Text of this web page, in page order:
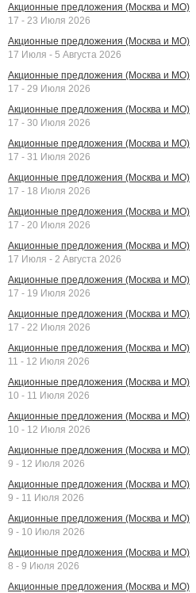
Акционные предложения (Москва и МО)
17 - 23 Июля 2026
Акционные предложения (Москва и МО)
17 Июля - 5 Августа 2026
Акционные предложения (Москва и МО)
17 - 29 Июля 2026
Акционные предложения (Москва и МО)
17 - 30 Июля 2026
Акционные предложения (Москва и МО)
17 - 31 Июля 2026
Акционные предложения (Москва и МО)
17 - 18 Июля 2026
Акционные предложения (Москва и МО)
17 - 20 Июля 2026
Акционные предложения (Москва и МО)
17 Июля - 2 Августа 2026
Акционные предложения (Москва и МО)
17 - 19 Июля 2026
Акционные предложения (Москва и МО)
17 - 22 Июля 2026
Акционные предложения (Москва и МО)
11 - 12 Июля 2026
Акционные предложения (Москва и МО)
10 - 11 Июля 2026
Акционные предложения (Москва и МО)
10 - 12 Июля 2026
Акционные предложения (Москва и МО)
9 - 12 Июля 2026
Акционные предложения (Москва и МО)
9 - 11 Июля 2026
Акционные предложения (Москва и МО)
9 - 10 Июля 2026
Акционные предложения (Москва и МО)
8 - 9 Июля 2026
Акционные предложения (Москва и МО)